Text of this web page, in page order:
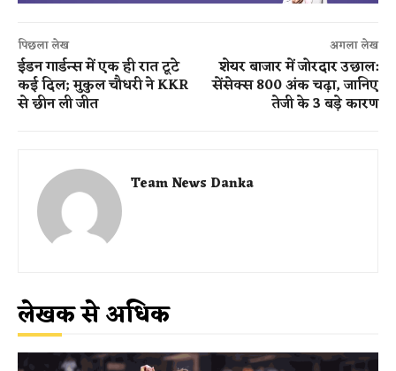
पिछला लेख
ईडन गार्डन्स में एक ही रात टूटे
कई दिल; मुकुल चौधरी ने KKR
से छीन ली जीत
अगला लेख
शेयर बाजार में जोरदार उछाल:
सेंसेक्स 800 अंक चढ़ा, जानिए
तेजी के 3 बड़े कारण
Team News Danka
लेखक से अधिक